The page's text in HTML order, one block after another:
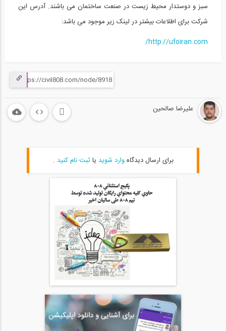
1:00:00
شرکت هبلکس آستان قدس رضوی ، بازدید از...
شرکت عمران نوبون، بازدید از نمایشگاه...
شرکت صنعتی سهند، بازدید از نمایشگاه بین...
شرکت سازه یار، بازدید از نمایشگاه بین...
سبز و دوستدار محیط زیست در صنعت ساختمان می باشند. آدرس این
شرکت برای اطلاعات بیشتر در لینک زیر موجود می باشد:
http://ufoiran.com/
علیرضا صالحین
برای ارسال دیدگاهوارد شوید یاثبت نام کنید .